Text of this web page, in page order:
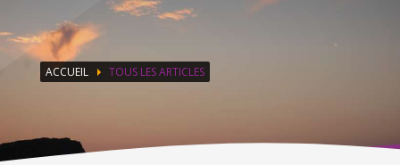
ACCUEIL TOUS LES ARTICLES